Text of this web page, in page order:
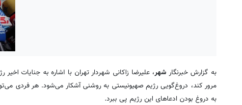
به گزارش خبرنگار شهر، علیرضا زاکانی شهردار تهران با اشاره به جنایات
مرور کند، دروغ‌گویی رژیم صهیونیستی به روشنی آشکار می‌شود. هر فردی
به دروغ بودن ادعاهای این رژیم پی ببرد.